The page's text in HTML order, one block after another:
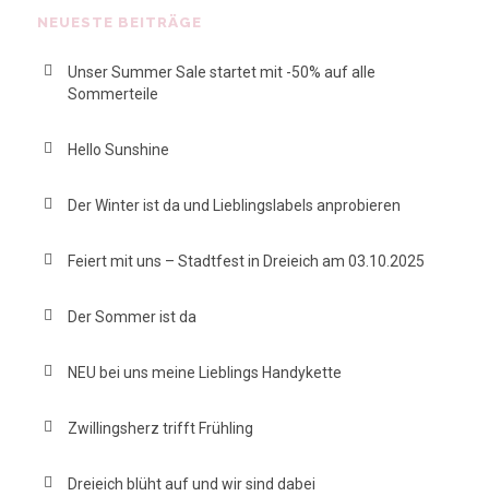
NEUESTE BEITRÄGE
Unser Summer Sale startet mit -50% auf alle
Sommerteile
Hello Sunshine
Der Winter ist da und Lieblingslabels anprobieren
Feiert mit uns – Stadtfest in Dreieich am 03.10.2025
Der Sommer ist da
NEU bei uns meine Lieblings Handykette
Zwillingsherz trifft Frühling
Dreieich blüht auf und wir sind dabei